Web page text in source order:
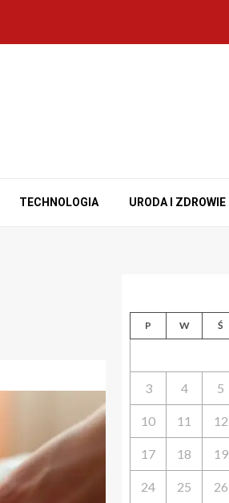
TECHNOLOGIA URODA I ZDROWIE
P W Ś
3 4 5
10 11 12
17 18 19
24 25 26